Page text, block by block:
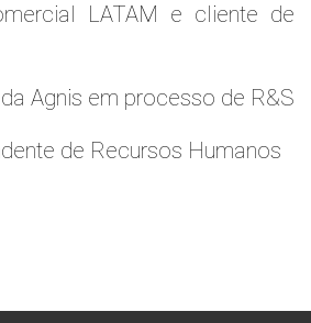
LATAM e cliente de
Agnis em processo de R&S
de Recursos Humanos